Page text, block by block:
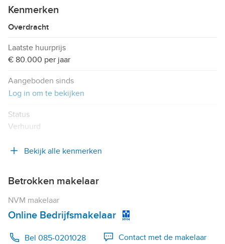
Kenmerken
Overdracht
Laatste huurprijs
€ 80.000 per jaar
Aangeboden sinds
Log in om te bekijken
Status
Verhuurd
Bekijk alle kenmerken
Betrokken makelaar
NVM makelaar
Online Bedrijfsmakelaar
Bel 085-0201028 Contact met de makelaar